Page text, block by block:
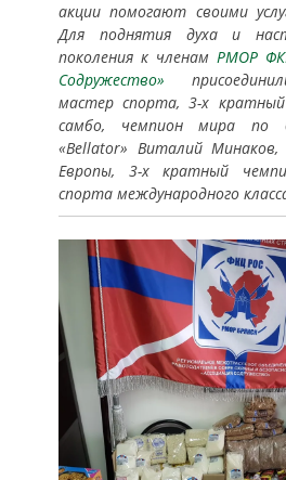
акции помогают своими
Для поднятия духа и
поколения к членам РМОР
Содружество»
мастер спорта, 3-х
самбо, чемпион мира по
«Bellator» Виталий
Европы, 3-х кратный
спорта международного